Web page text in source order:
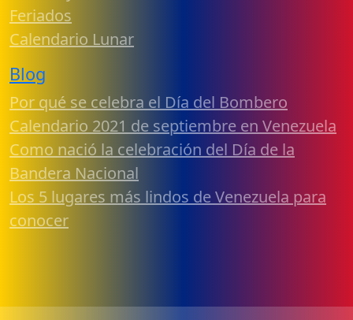
Feriados
Calendario Lunar
Blog
Por qué se celebra el Día del Bombero
Calendario 2021 de septiembre en Venezuela
Como nació la celebración del Día de la
Bandera Nacional
Los 5 lugares más lindos de Venezuela para
conocer